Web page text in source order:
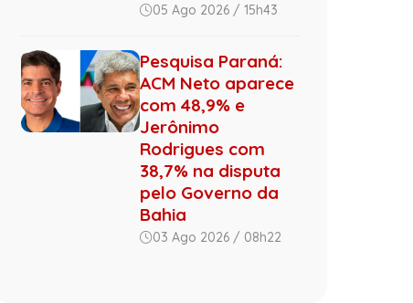
05 Ago 2026 / 15h43
Pesquisa Paraná:
ACM Neto aparece
com 48,9% e
Jerônimo
Rodrigues com
38,7% na disputa
pelo Governo da
Bahia
03 Ago 2026 / 08h22